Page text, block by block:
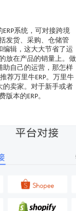
ERP系统，可对接跨境
发货、采购、仓储管
辑，这大大节省了运
放在产品的销量上。做
助自己的运营，那怎样
推荐万里牛ERP。 万里牛
的卖家。对于新手或者
版本的ERP。